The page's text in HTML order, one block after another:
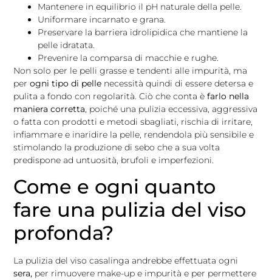
Mantenere in equilibrio il pH naturale della pelle.
Uniformare incarnato e grana.
Preservare la barriera idrolipidica che mantiene la
pelle idratata.
Prevenire la comparsa di macchie e rughe.
Non solo per le pelli grasse e tendenti alle impurità, ma
perogni tipo di pelle necessità quindi di essere detersa e
pulita a fondo con regolarità. Ciò che conta èfarlo nella
maniera corretta, poiché una pulizia eccessiva, aggressiva
o fatta con prodotti e metodi sbagliati, rischia di irritare,
infiammare e inaridire la pelle, rendendola più sensibile e
stimolando la produzione di sebo che a sua volta
predispone ad untuosità, brufoli e imperfezioni.
Come e ogni quanto
fare una pulizia del viso
profonda?
La pulizia del viso casalinga andrebbe effettuata ogni
sera, per rimuovere make-up e impurità e per permettere